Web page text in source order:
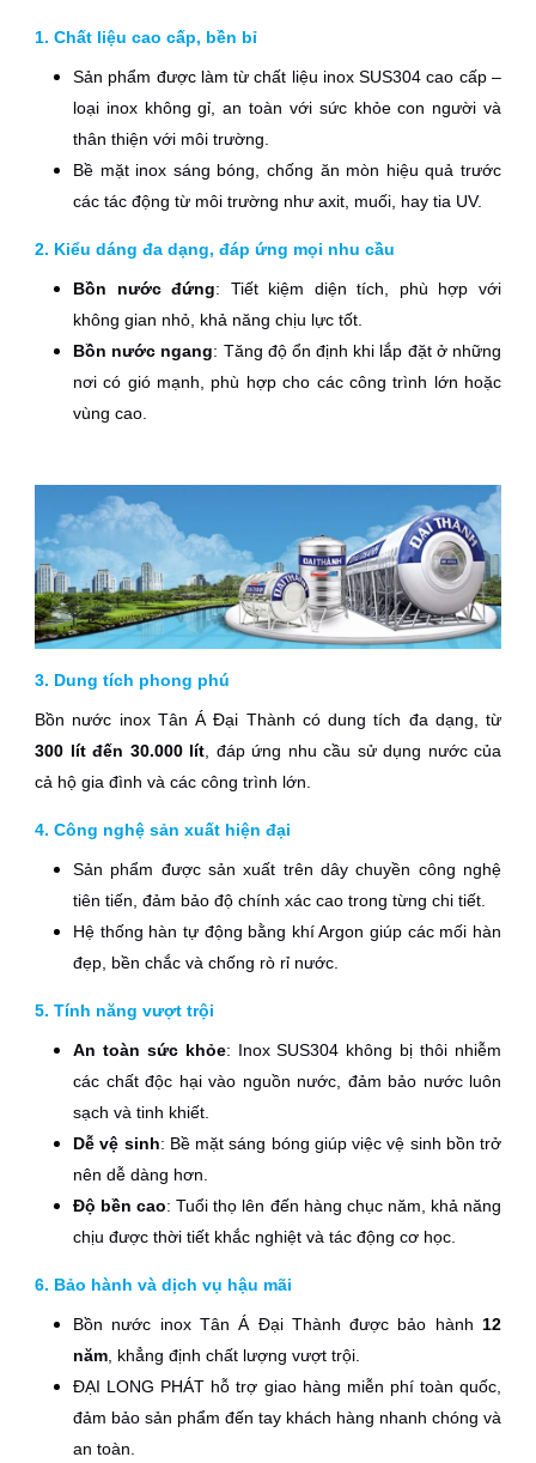
1. Chất liệu cao cấp, bền bỉ
Sản phẩm được làm từ chất liệu inox SUS304 cao cấp –
loại inox không gỉ, an toàn với sức khỏe con người và
thân thiện với môi trường.
Bề mặt inox sáng bóng, chống ăn mòn hiệu quả trước
các tác động từ môi trường như axit, muối, hay tia UV.
2. Kiểu dáng đa dạng, đáp ứng mọi nhu cầu
Bồn nước đứng: Tiết kiệm diện tích, phù hợp với
không gian nhỏ, khả năng chịu lực tốt.
Bồn nước ngang: Tăng độ ổn định khi lắp đặt ở những
nơi có gió mạnh, phù hợp cho các công trình lớn hoặc
vùng cao.
3. Dung tích phong phú
Bồn nước inox Tân Á Đại Thành có dung tích đa dạng, từ
300 lít đến 30.000 lít, đáp ứng nhu cầu sử dụng nước của
cả hộ gia đình và các công trình lớn.
4. Công nghệ sản xuất hiện đại
Sản phẩm được sản xuất trên dây chuyền công nghệ
tiên tiến, đảm bảo độ chính xác cao trong từng chi tiết.
Hệ thống hàn tự động bằng khí Argon giúp các mối hàn
đẹp, bền chắc và chống rò rỉ nước.
5. Tính năng vượt trội
An toàn sức khỏe: Inox SUS304 không bị thôi nhiễm
các chất độc hại vào nguồn nước, đảm bảo nước luôn
sạch và tinh khiết.
Dễ vệ sinh: Bề mặt sáng bóng giúp việc vệ sinh bồn trở
nên dễ dàng hơn.
Độ bền cao: Tuổi thọ lên đến hàng chục năm, khả năng
chịu được thời tiết khắc nghiệt và tác động cơ học.
6. Bảo hành và dịch vụ hậu mãi
Bồn nước inox Tân Á Đại Thành được bảo hành 12
năm, khẳng định chất lượng vượt trội.
ĐẠI LONG PHÁT hỗ trợ giao hàng miễn phí toàn quốc,
đảm bảo sản phẩm đến tay khách hàng nhanh chóng và
an toàn.